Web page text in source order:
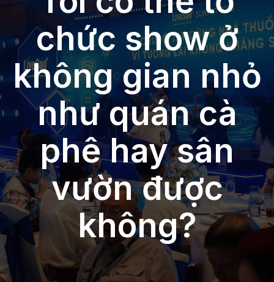
chức show ở
không gian nhỏ
như quán cà
phê hay sân
vườn được
không?